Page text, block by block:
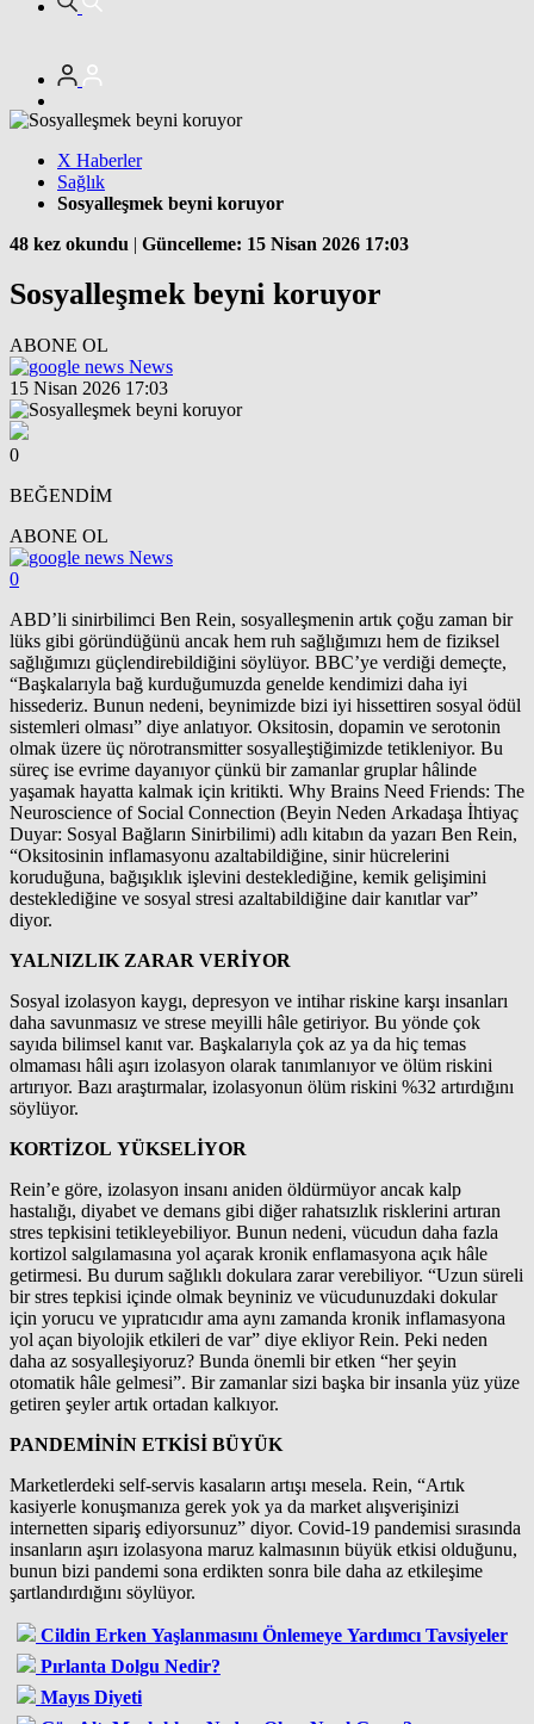
X Haberler
Sağlık
Sosyalleşmek beyni koruyor
48 kez okundu | Güncelleme: 15 Nisan 2026 17:03
Sosyalleşmek beyni koruyor
ABONE OL
News
15 Nisan 2026 17:03
0
BEĞENDİM
ABONE OL
News
0
ABD’li sinirbilimci Ben Rein, sosyalleşmenin artık çoğu zaman bir
lüks gibi göründüğünü ancak hem ruh sağlığımızı hem de fiziksel
sağlığımızı güçlendirebildiğini söylüyor. BBC’ye verdiği demeçte,
“Başkalarıyla bağ kurduğumuzda genelde kendimizi daha iyi
hissederiz. Bunun nedeni, beynimizde bizi iyi hissettiren sosyal ödül
sistemleri olması” diye anlatıyor. Oksitosin, dopamin ve serotonin
olmak üzere üç nörotransmitter sosyalleştiğimizde tetikleniyor. Bu
süreç ise evrime dayanıyor çünkü bir zamanlar gruplar hâlinde
yaşamak hayatta kalmak için kritikti. Why Brains Need Friends: The
Neuroscience of Social Connection (Beyin Neden Arkadaşa İhtiyaç
Duyar: Sosyal Bağların Sinirbilimi) adlı kitabın da yazarı Ben Rein,
“Oksitosinin inflamasyonu azaltabildiğine, sinir hücrelerini
koruduğuna, bağışıklık işlevini desteklediğine, kemik gelişimini
desteklediğine ve sosyal stresi azaltabildiğine dair kanıtlar var”
diyor.
YALNIZLIK ZARAR VERİYOR
Sosyal izolasyon kaygı, depresyon ve intihar riskine karşı insanları
daha savunmasız ve strese meyilli hâle getiriyor. Bu yönde çok
sayıda bilimsel kanıt var. Başkalarıyla çok az ya da hiç temas
olmaması hâli aşırı izolasyon olarak tanımlanıyor ve ölüm riskini
artırıyor. Bazı araştırmalar, izolasyonun ölüm riskini %32 artırdığını
söylüyor.
KORTİZOL YÜKSELİYOR
Rein’e göre, izolasyon insanı aniden öldürmüyor ancak kalp
hastalığı, diyabet ve demans gibi diğer rahatsızlık risklerini artıran
stres tepkisini tetikleyebiliyor. Bunun nedeni, vücudun daha fazla
kortizol salgılamasına yol açarak kronik enflamasyona açık hâle
getirmesi. Bu durum sağlıklı dokulara zarar verebiliyor. “Uzun süreli
bir stres tepkisi içinde olmak beyniniz ve vücudunuzdaki dokular
için yorucu ve yıpratıcıdır ama aynı zamanda kronik inflamasyona
yol açan biyolojik etkileri de var” diye ekliyor Rein. Peki neden
daha az sosyalleşiyoruz? Bunda önemli bir etken “her şeyin
otomatik hâle gelmesi”. Bir zamanlar sizi başka bir insanla yüz yüze
getiren şeyler artık ortadan kalkıyor.
PANDEMİNİN ETKİSİ BÜYÜK
Marketlerdeki self-servis kasaların artışı mesela. Rein, “Artık
kasiyerle konuşmanıza gerek yok ya da market alışverişinizi
internetten sipariş ediyorsunuz” diyor. Covid-19 pandemisi sırasında
insanların aşırı izolasyona maruz kalmasının büyük etkisi olduğunu,
bunun bizi pandemi sona erdikten sonra bile daha az etkileşime
şartlandırdığını söylüyor.
Cildin Erken Yaşlanmasını Önlemeye Yardımcı Tavsiyeler
Pırlanta Dolgu Nedir?
Mayıs Diyeti